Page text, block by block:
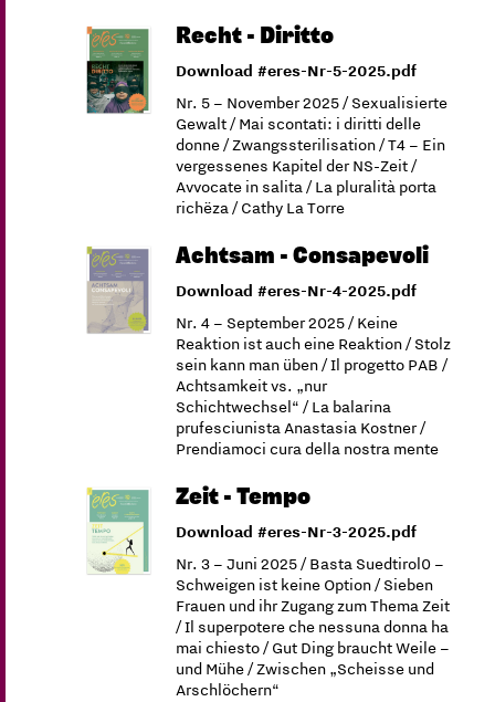
Recht - Diritto
Download #eres-Nr-5-2025.pdf
Nr. 5 – November 2025 / Sexualisierte
Gewalt / Mai scontati: i diritti delle
donne / Zwangssterilisation / T4 – Ein
vergessenes Kapitel der NS-Zeit /
Avvocate in salita / La pluralità porta
richëza / Cathy La Torre
Achtsam - Consapevoli
Download #eres-Nr-4-2025.pdf
Nr. 4 – September 2025 / Keine
Reaktion ist auch eine Reaktion / Stolz
sein kann man üben / Il progetto PAB /
Achtsamkeit vs. „nur
Schichtwechsel“ / La balarina
prufesciunista Anastasia Kostner /
Prendiamoci cura della nostra mente
Zeit - Tempo
Download #eres-Nr-3-2025.pdf
Nr. 3 – Juni 2025 / Basta Suedtirol0 –
Schweigen ist keine Option / Sieben
Frauen und ihr Zugang zum Thema Zeit
/ Il superpotere che nessuna donna ha
mai chiesto / Gut Ding braucht Weile –
und Mühe / Zwischen „Scheisse und
Arschlöchern“